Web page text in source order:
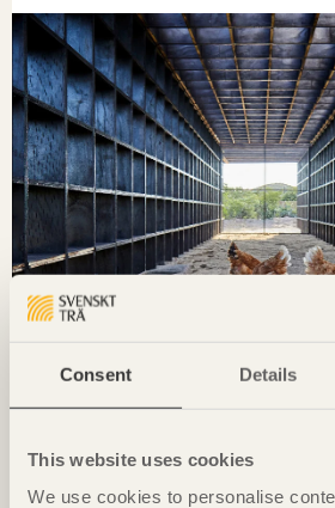
Consent Details
This website uses cookies
We use cookies to personalise
Ombonade reden i väggen
Casa Wabii Oaxaca, Mexiko av